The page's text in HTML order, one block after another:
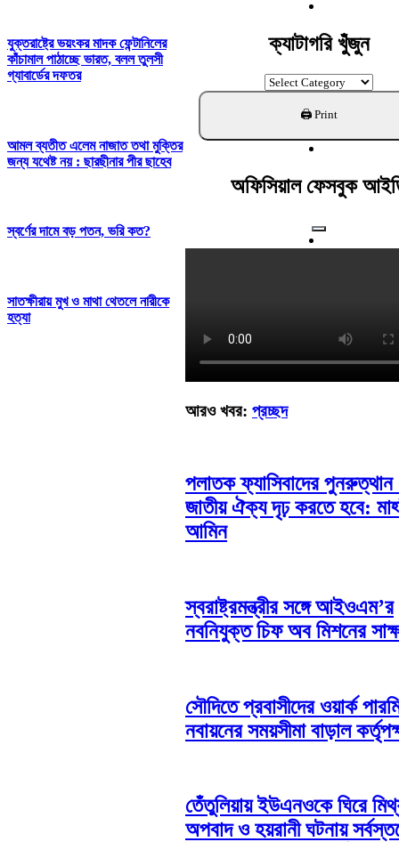
যুক্তরাষ্ট্রে ভয়ংকর মাদক ফেন্টানিলের
কাঁচামাল পাঠাচ্ছে ভারত, বলল তুলসী
গ্যাবার্ডের দফতর
আমল ব্যতীত এলেম নাজাত তথা মুক্তির
জন্য যথেষ্ট নয় : ছারছীনার পীর ছাহেব
স্বর্ণের দামে বড় পতন, ভরি কত?
সাতক্ষীরায় মুখ ও মাথা থেতলে নারীকে
হত্যা
ক্যাটাগরি খুঁজুন
ক্যাটাগরি
খুঁজুন
অফিসিয়াল ফেসবুক
আরও খবর: প্রচ্ছদ
পলাতক ফ্যাসিবাদের পুনরুত্থান
জাতীয় ঐক্য দৃঢ় করতে হবে:
আমিন
স্বরাষ্ট্রমন্ত্রীর সঙ্গে আইওএম’র
নবনিযুক্ত চিফ অব মিশনের
সৌদিতে প্রবাসীদের ওয়ার্ক
নবায়নের সময়সীমা বাড়াল
তেঁতুলিয়ায় ইউএনওকে ঘিরে
অপবাদ ও হয়রানী ঘটনায়